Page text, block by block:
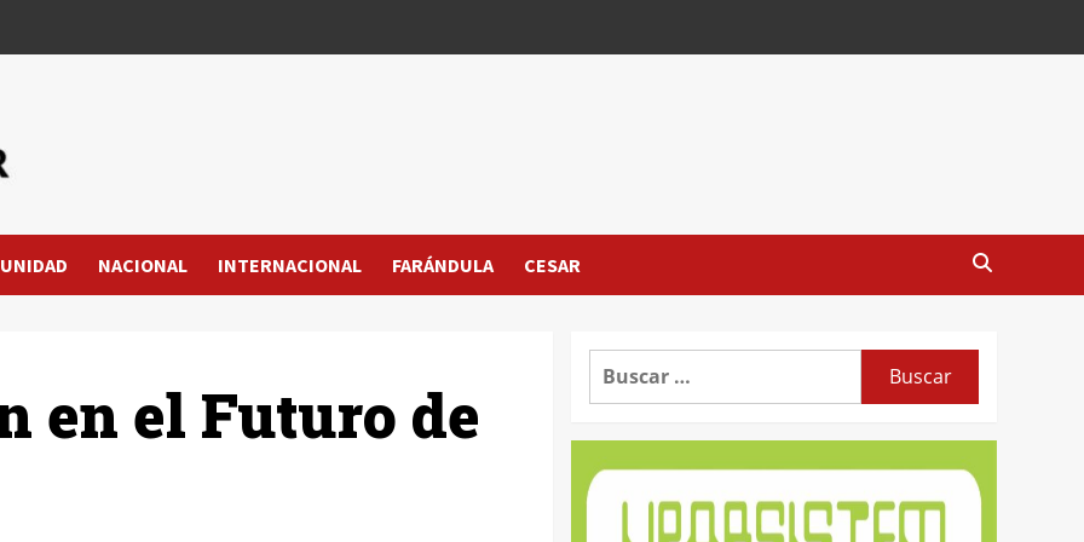
NACIONAL INTERNACIONAL FARÁNDULA CESAR
en el Futuro de
Buscar: